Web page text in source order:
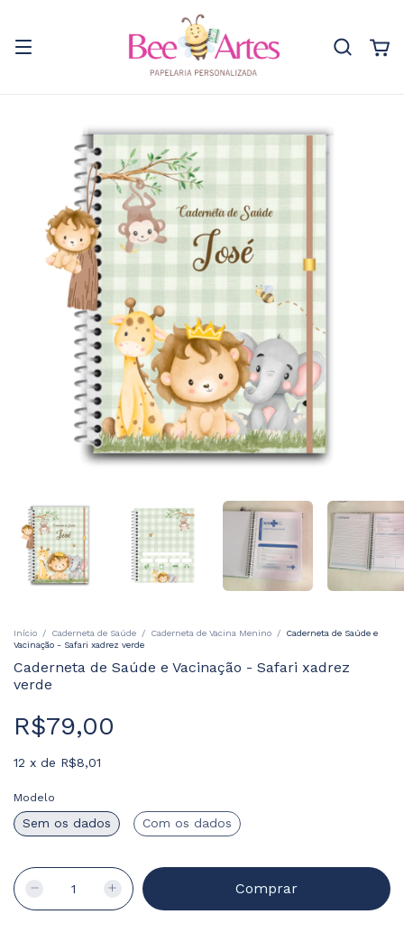
Início / Caderneta de Saúde / Caderneta de Vacina Menino /
Caderneta de Saúde e
Vacinação - Safari xadrez verde
Caderneta de Saúde e Vacinação - Safari xadrez
verde
R$79,00
12 x de R$8,01
Modelo
Sem os dados Com os dados